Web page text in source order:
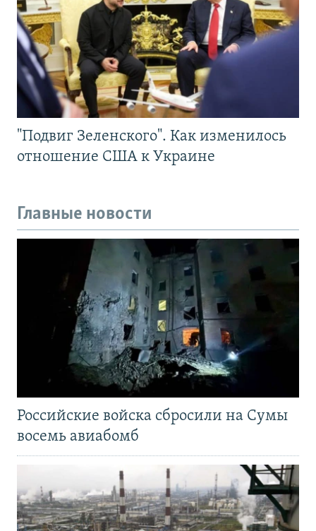
"Подвиг Зеленского". Как изменилось
отношение США к Украине
Главные новости
Российские войска сбросили на Сумы
восемь авиабомб